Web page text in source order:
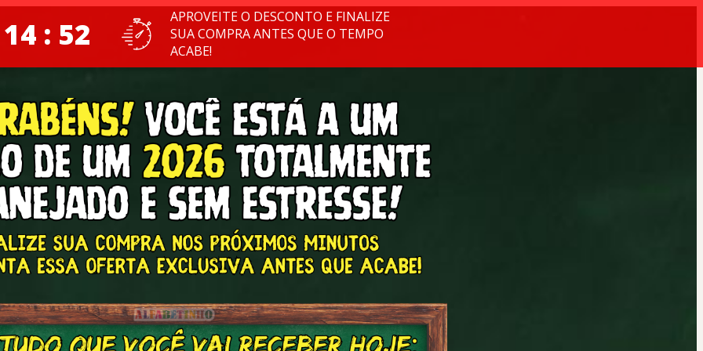
: 50
APROVEITE O DESCONTO E FINALIZE
SUA COMPRA ANTES QUE O TEMPO
ACABE!